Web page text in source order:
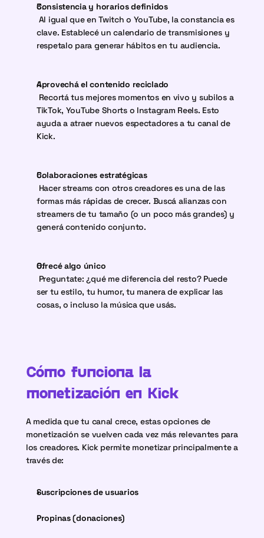
Consistencia y horarios definidos
clave. Establecé un calendario de transmisiones y
respetalo para generar hábitos en tu audiencia.
Aprovechá el contenido reciclado
TikTok, YouTube Shorts o Instagram Reels. Esto
ayuda a atraer nuevos espectadores a tu canal de
Kick.
Colaboraciones estratégicas
formas más rápidas de crecer. Buscá alianzas con
streamers de tu tamaño (o un poco más grandes) y
generá contenido conjunto.
Ofrecé algo único
ser tu estilo, tu humor, tu manera de explicar las
cosas, o incluso la música que usás.
Cómo funciona la
monetización en Kick
A medida que tu canal crece, estas opciones de
monetización se vuelven cada vez más relevantes para
los creadores. Kick permite monetizar principalmente a
través de:
Suscripciones de usuarios
Propinas (donaciones)